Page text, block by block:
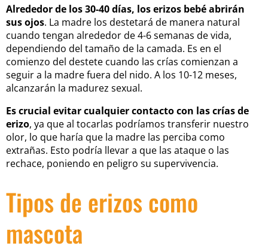
Alrededor de los 30-40 días, los erizos bebé abrirán
sus ojos. La madre los destetará de manera natural
cuando tengan alrededor de 4-6 semanas de vida,
dependiendo del tamaño de la camada. Es en el
comienzo del destete cuando las crías comienzan a
seguir a la madre fuera del nido. A los 10-12 meses,
alcanzarán la madurez sexual.
Es crucial evitar cualquier contacto con las crías de
erizo, ya que al tocarlas podríamos transferir nuestro
olor, lo que haría que la madre las perciba como
extrañas. Esto podría llevar a que las ataque o las
rechace, poniendo en peligro su supervivencia.
Tipos de erizos como
mascota